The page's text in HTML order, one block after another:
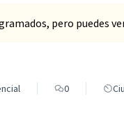
pero puedes
0